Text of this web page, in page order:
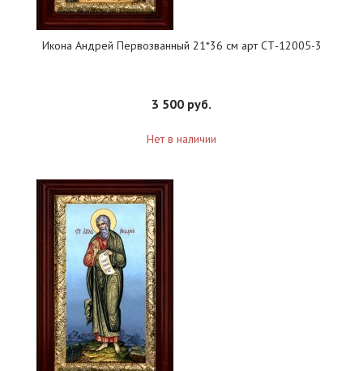
Икона Андрей Первозванный 21*36 см арт СТ-12005-3
3 500 руб.
Нет в наличии